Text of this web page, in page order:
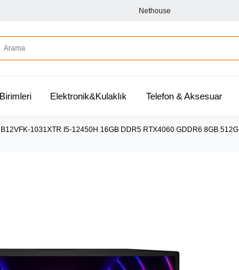
Nethouse
Elektronik&Kulaklık Telefon & Aksesuar
B12VFK-1031XTR I5-12450H 16GB DDR5 RTX4060 GDDR6 8GB